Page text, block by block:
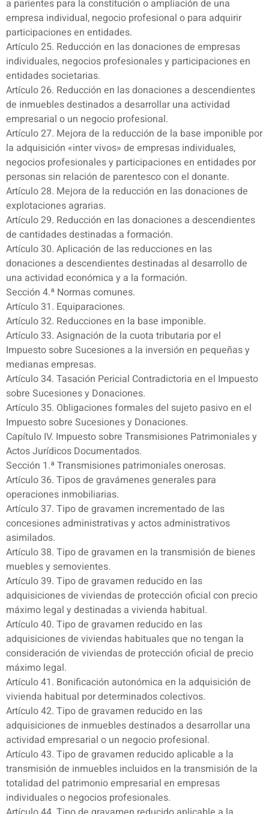
a parientes para la constitución o ampliación de una
empresa individual, negocio profesional o para adquirir
participaciones en entidades.
Artículo 25. Reducción en las donaciones de empresas
individuales, negocios profesionales y participaciones en
entidades societarias.
Artículo 26. Reducción en las donaciones a descendientes
de inmuebles destinados a desarrollar una actividad
empresarial o un negocio profesional.
Artículo 27. Mejora de la reducción de la base imponible por
la adquisición «inter vivos» de empresas individuales,
negocios profesionales y participaciones en entidades por
personas sin relación de parentesco con el donante.
Artículo 28. Mejora de la reducción en las donaciones de
explotaciones agrarias.
Artículo 29. Reducción en las donaciones a descendientes
de cantidades destinadas a formación.
Artículo 30. Aplicación de las reducciones en las
donaciones a descendientes destinadas al desarrollo de
una actividad económica y a la formación.
Sección 4.ª Normas comunes.
Artículo 31. Equiparaciones.
Artículo 32. Reducciones en la base imponible.
Artículo 33. Asignación de la cuota tributaria por el
Impuesto sobre Sucesiones a la inversión en pequeñas y
medianas empresas.
Artículo 34. Tasación Pericial Contradictoria en el Impuesto
sobre Sucesiones y Donaciones.
Artículo 35. Obligaciones formales del sujeto pasivo en el
Impuesto sobre Sucesiones y Donaciones.
Capítulo IV. Impuesto sobre Transmisiones Patrimoniales y
Actos Jurídicos Documentados.
Sección 1.ª Transmisiones patrimoniales onerosas.
Artículo 36. Tipos de gravámenes generales para
operaciones inmobiliarias.
Artículo 37. Tipo de gravamen incrementado de las
concesiones administrativas y actos administrativos
asimilados.
Artículo 38. Tipo de gravamen en la transmisión de bienes
muebles y semovientes.
Artículo 39. Tipo de gravamen reducido en las
adquisiciones de viviendas de protección oficial con precio
máximo legal y destinadas a vivienda habitual.
Artículo 40. Tipo de gravamen reducido en las
adquisiciones de viviendas habituales que no tengan la
consideración de viviendas de protección oficial de precio
máximo legal.
Artículo 41. Bonificación autonómica en la adquisición de
vivienda habitual por determinados colectivos.
Artículo 42. Tipo de gravamen reducido en las
adquisiciones de inmuebles destinados a desarrollar una
actividad empresarial o un negocio profesional.
Artículo 43. Tipo de gravamen reducido aplicable a la
transmisión de inmuebles incluidos en la transmisión de la
totalidad del patrimonio empresarial en empresas
individuales o negocios profesionales.